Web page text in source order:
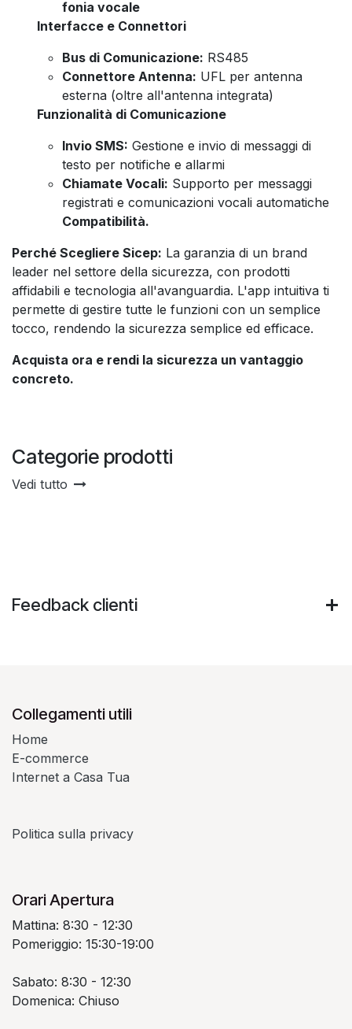
fonia vocale
Interfacce e Connettori
Bus di Comunicazione: RS485
Connettore Antenna: UFL per antenna
esterna (oltre all'antenna integrata)
Funzionalità di Comunicazione
Invio SMS: Gestione e invio di messaggi di
testo per notifiche e allarmi
Chiamate Vocali: Supporto per messaggi
registrati e comunicazioni vocali automatiche
Compatibilità.
Perché Scegliere Sicep: La garanzia di un brand
leader nel settore della sicurezza, con prodotti
affidabili e tecnologia all'avanguardia. L'app intuitiva ti
permette di gestire tutte le funzioni con un semplice
tocco, rendendo la sicurezza semplice ed efficace.
Acquista ora e rendi la sicurezza un vantaggio
concreto.
Categorie prodotti
Vedi tutto
Feedback clienti
Collegamenti utili
Home
E-commerce
Internet a Casa Tua
Politica sulla privacy
Orari Apertura
Mattina: 8:30 - 12:30
Pomeriggio: 15:30-19:00
Sabato: 8:30 - 12:30
Domenica: Chiuso